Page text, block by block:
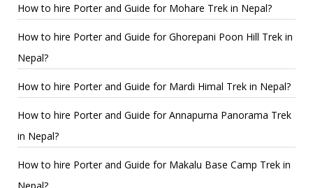
How to hire Porter and Guide for Mohare Trek in Nepal?
How to hire Porter and Guide for Ghorepani Poon Hill Trek in
Nepal?
How to hire Porter and Guide for Mardi Himal Trek in Nepal?
How to hire Porter and Guide for Annapurna Panorama Trek
in Nepal?
How to hire Porter and Guide for Makalu Base Camp Trek in